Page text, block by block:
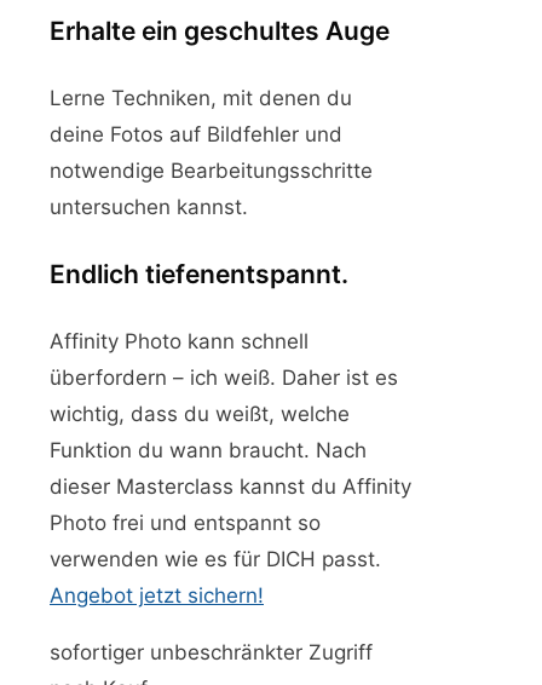
Erhalte ein geschultes Auge
Lerne Techniken, mit denen du
deine Fotos auf Bildfehler und
notwendige Bearbeitungsschritte
untersuchen kannst.
Endlich tiefenentspannt.
Affinity Photo kann schnell
überfordern – ich weiß. Daher ist es
wichtig, dass du weißt, welche
Funktion du wann braucht. Nach
dieser Masterclass kannst du Affinity
Photo frei und entspannt so
verwenden wie es für DICH passt.
Angebot jetzt sichern!
sofortiger unbeschränkter Zugriff